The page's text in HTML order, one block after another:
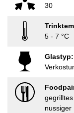
30
5 - 7 °C
Glastyp:
nussiger